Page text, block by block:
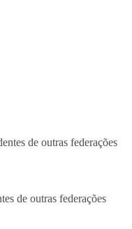
de outras federações